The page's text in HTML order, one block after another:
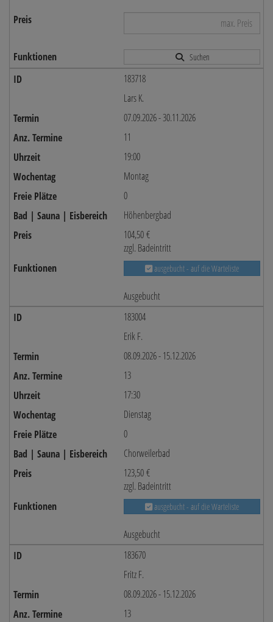
Suchen
183718
Lars K.
07.09.2026 - 30.11.2026
11
19:00
Montag
0
Höhenbergbad
104,50 €
zzgl. Badeintritt
ausgebucht - auf die Warteliste
Ausgebucht
183004
Erik F.
08.09.2026 - 15.12.2026
13
17:30
Dienstag
0
Chorweilerbad
123,50 €
zzgl. Badeintritt
ausgebucht - auf die Warteliste
Ausgebucht
183670
Fritz F.
08.09.2026 - 15.12.2026
13